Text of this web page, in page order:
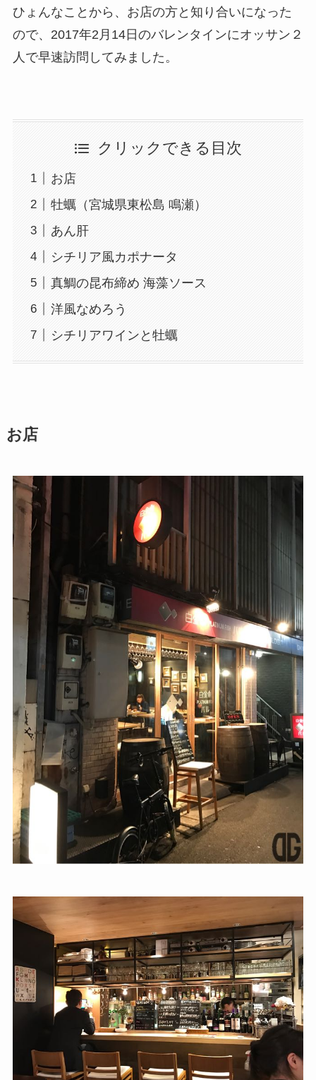
ひょんなことから、お店の方と知り合いになった
ので、2017年2月14日のバレンタインにオッサン２
人で早速訪問してみました。
クリックできる目次
お店
牡蠣（宮城県東松島 鳴瀬）
あん肝
シチリア風カポナータ
真鯛の昆布締め 海藻ソース
洋風なめろう
シチリアワインと牡蠣
お店